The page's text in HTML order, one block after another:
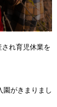
れ育児休業を
園がきまりまし